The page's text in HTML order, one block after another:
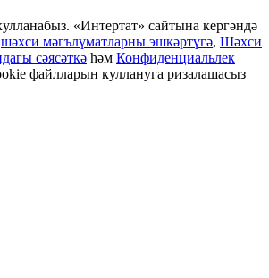
«Интертат» сайтына кергәндә
шәхси мәгълүматларны эшкәртүгә, Шәхси
сәясәткә һәм Конфиденциальлек
файлларын куллануга ризалашасыз